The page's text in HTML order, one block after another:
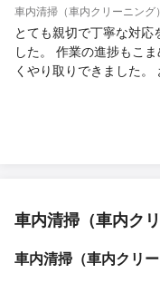
車内清掃（車内クリーニン
とても親切で丁寧な対応
した。 作業の進捗もこ
くやり取りできました
車内清掃（車内ク
車内清掃（車内クリ